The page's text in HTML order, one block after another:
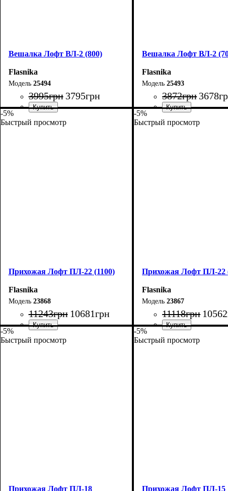
Вешалка Лофт ВЛ-2 (800)
Flasnika
25494
3995грн 3795грн
Вешалка Лофт ВЛ-2
Flasnika
25493
3872грн 3678
-5%
Быстрый просмотр
Прихожая Лофт ПЛ-22 (1100)
Flasnika
23868
11243грн 10681грн
-5%
Быстрый просмотр
Прихожая Лофт ПЛ-22
Flasnika
23867
11118грн 10562
-5%
Быстрый просмотр
Прихожая Лофт ПЛ-18
-5%
Быстрый просмотр
Прихожая Лофт ПЛ-15